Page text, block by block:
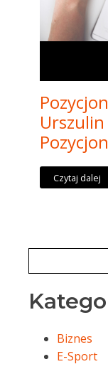
Urszulin
Czytaj dalej
Biznes
E-Sport